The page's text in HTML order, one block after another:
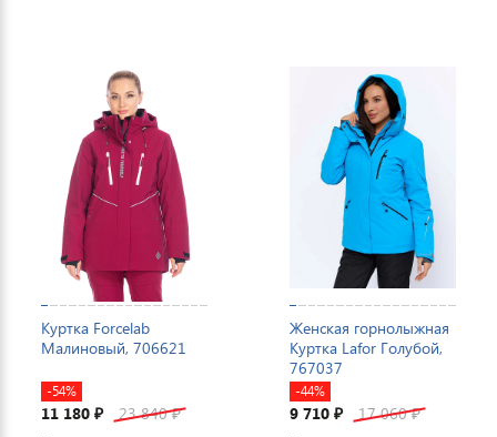
Куртка Forcelab
Малиновый, 706621
-54%
11 180 ₽ 23 840₽
Женская горнолыжная
Куртка Lafor Голубой,
767037
-44%
9 710 ₽ 17 060₽